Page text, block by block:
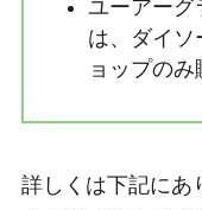
ユーアーグ
は、ダイソ
ョップの
詳しくは下記にあ